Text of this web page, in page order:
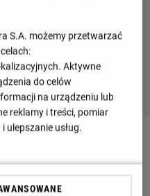
S.A. możemy przetwarzać
Aktywne
do celów
na urządzeniu lub
reklamy i treści, pomiar
i ulepszanie usług.